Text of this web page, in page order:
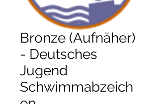
Bronze (Aufnäher)
- Deutsches
Jugend
Schwimmabzeich